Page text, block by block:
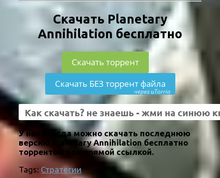
Скачать Planetary
Annihilation бесплатно
Скачать торрент
Скачать БЕЗ торрент файла
через uTorria
У нас всегда можно скачать последнюю
версию Planetary Annihilation бесплатно
торрентом или прямой ссылкой.
Tags: Стратегии